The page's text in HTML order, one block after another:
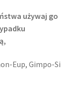
używaj go
Eup, Gimpo-Si